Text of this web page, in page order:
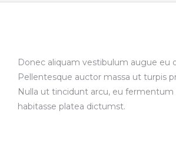
Donec aliquam vestibulum augue eu
Pellentesque auctor massa ut turpis
Nulla ut tincidunt arcu, eu fermentum
habitasse platea dictumst.